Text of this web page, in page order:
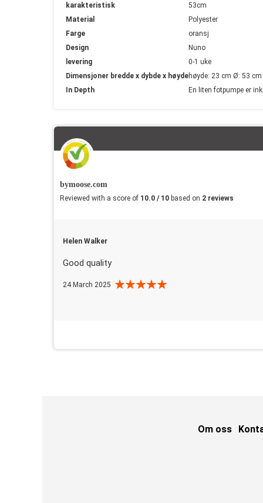
karakteristisk
53cm
Material
Polyester
Farge
oransj
Design
Nuno
levering
0-1 uke
Dimensjoner bredde x dybde x høydehøyde: 23 cm Ø: 53 cm
In Depth
En liten fotpumpe er
bymoose.com
Reviewed with a score of 10.0 / 10 based on 2 reviews
Helen Walker
Good quality
24 March 2025
Om oss